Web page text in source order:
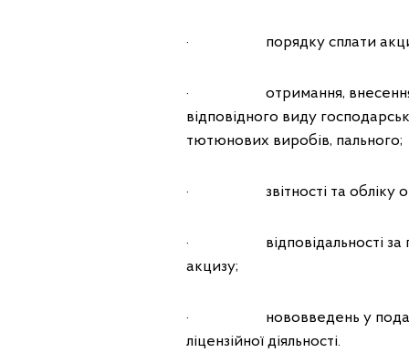
· порядку сплати
· отримання, внесення
відповідного виду
тютюнових виробів, пального;
· звітності та обліку
· відповідальності за
акцизу;
· нововведень у
ліцензійної діяльності.